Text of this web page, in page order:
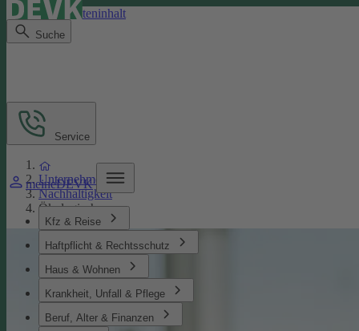
Direkt zum Seiteninhalt
Suche
meineDEVK
Kfz & Reise
Haftpflicht & Rechtsschutz
Haus & Wohnen
Krankheit, Unfall & Pflege
Beruf, Alter & Finanzen
Service
Unternehmen
Nachhaltigkeit
Ökologisches